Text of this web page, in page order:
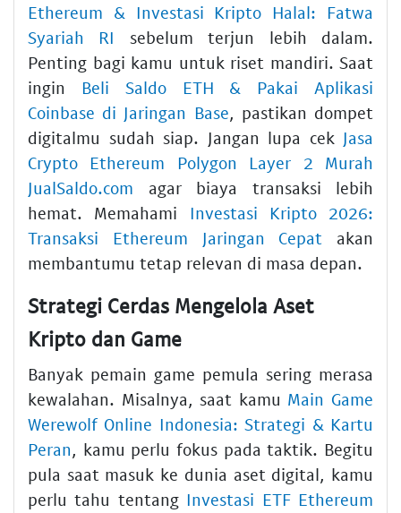
Ethereum & Investasi Kripto Halal: Fatwa
Syariah RI
sebelum terjun lebih dalam.
Penting bagi kamu untuk riset mandiri. Saat
ingin Beli Saldo ETH & Pakai Aplikasi
Coinbase di Jaringan Base, pastikan dompet
digitalmu sudah siap. Jangan lupa cek Jasa
Crypto Ethereum Polygon Layer 2 Murah
JualSaldo.com agar biaya transaksi lebih
hemat. Memahami Investasi Kripto 2026:
Transaksi Ethereum Jaringan Cepat akan
membantumu tetap relevan di masa depan.
Strategi Cerdas Mengelola Aset
Kripto dan Game
Banyak pemain game pemula sering merasa
kewalahan. Misalnya, saat kamu Main Game
Werewolf Online Indonesia: Strategi & Kartu
Peran, kamu perlu fokus pada taktik. Begitu
pula saat masuk ke dunia aset digital, kamu
perlu tahu tentang Investasi ETF Ethereum